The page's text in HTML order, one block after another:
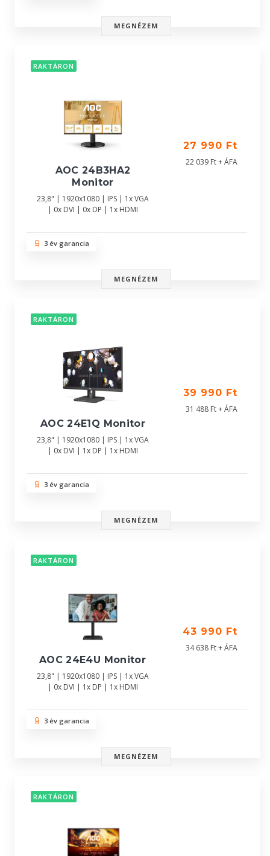
MEGNÉZEM
RAKTÁRON
AOC 24B3HA2
Monitor
23,8" | 1920x1080 | IPS | 1x VGA
| 0x DVI | 0x DP | 1x HDMI
27 990 Ft
22 039 Ft + ÁFA
3 év garancia
MEGNÉZEM
RAKTÁRON
AOC 24E1Q Monitor
23,8" | 1920x1080 | IPS | 1x VGA
| 0x DVI | 1x DP | 1x HDMI
39 990 Ft
31 488 Ft + ÁFA
3 év garancia
MEGNÉZEM
RAKTÁRON
AOC 24E4U Monitor
23,8" | 1920x1080 | IPS | 1x VGA
| 0x DVI | 1x DP | 1x HDMI
43 990 Ft
34 638 Ft + ÁFA
3 év garancia
MEGNÉZEM
RAKTÁRON